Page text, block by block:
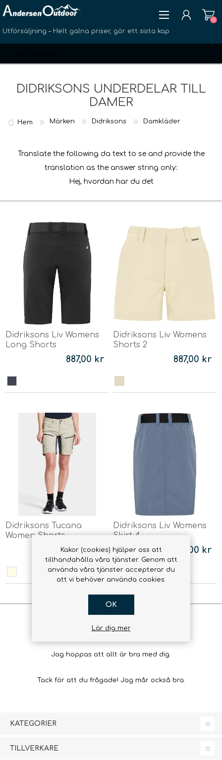
Utförsäljning – Helt galna priser, gör ett sista kap
SKAPA KONTO
(0)
DIDRIKSONS UNDERDELAR TILL
DAMER
Hem Märken Didriksons Damkläder
Translate the following da text to se and provide the
translation as the answer string only:
Hej, hvordan har du det
Didriksons Liv Womens
Long Shorts
887,00 kr
Didriksons Liv Womens
Shorts 2
887,00 kr
Didriksons Tucana
Women Shorts
1 035,00 kr
Didriksons Liv Womens
Skirt 4
887,00 kr
Hej, hur mår du?
Jag hoppas att allt är bra med dig.
Tack för att du frågade! Jag mår också bra.
KATEGORIER
TILLVERKARE
Kakor (cookies) hjälper oss att
tillhandahålla våra tjänster. Genom att
använda våra tjänster accepterar du
att vi behöver använda cookies.
OK
Lär dig mer